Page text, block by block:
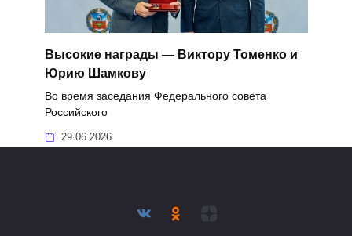
Высокие награды — Виктору Томенко и
Юрию Шамкову
Во время заседания Федерального совета
Российского
29.06.2026